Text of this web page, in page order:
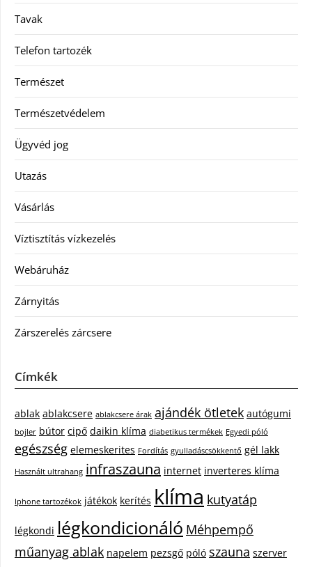
Tavak
Telefon tartozék
Természet
Természetvédelem
Ügyvéd jog
Utazás
Vásárlás
Víztisztítás vízkezelés
Webáruház
Zárnyitás
Zárszerelés zárcsere
Címkék
ablak ablakcsere ablakcsere árak ajándék ötletek autógumi
bojler bútor cipő daikin klíma diabetikus termékek Egyedi póló
egészség elemeskerites Fordítás gyulladáscsökkentő gél lakk
Használt ultrahang infraszauna internet inverteres klíma
Iphone tartozékok játékok kerítés klíma kutyatáp
légkondi légkondicionáló Méhpempő
műanyag ablak napelem pezsgő póló szauna szerver